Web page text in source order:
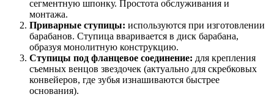
сегментную шпонку. Простота обслуживания и
монтажа.
Приварные ступицы: используются при изготовлении
барабанов. Ступица вваривается в диск барабана,
образуя монолитную конструкцию.
Ступицы под фланцевое соединение: для крепления
съемных венцов звездочек (актуально для скребковых
конвейеров, где зубья изнашиваются быстрее
основания).